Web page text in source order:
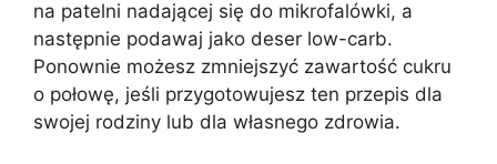
na patelni nadającej się do mikrofalówki, a
następnie podawaj jako deser low-carb.
Ponownie możesz zmniejszyć zawartość cukru
o połowę, jeśli przygotowujesz ten przepis dla
swojej rodziny lub dla własnego zdrowia.